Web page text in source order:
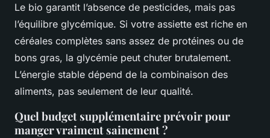
Le bio garantit l’absence de pesticides, mais pas
l’équilibre glycémique. Si votre assiette est riche en
céréales complètes sans assez de protéines ou de
bons gras, la glycémie peut chuter brutalement.
L’énergie stable dépend de la combinaison des
aliments, pas seulement de leur qualité.
Quel budget supplémentaire prévoir pour
manger vraiment sainement ?